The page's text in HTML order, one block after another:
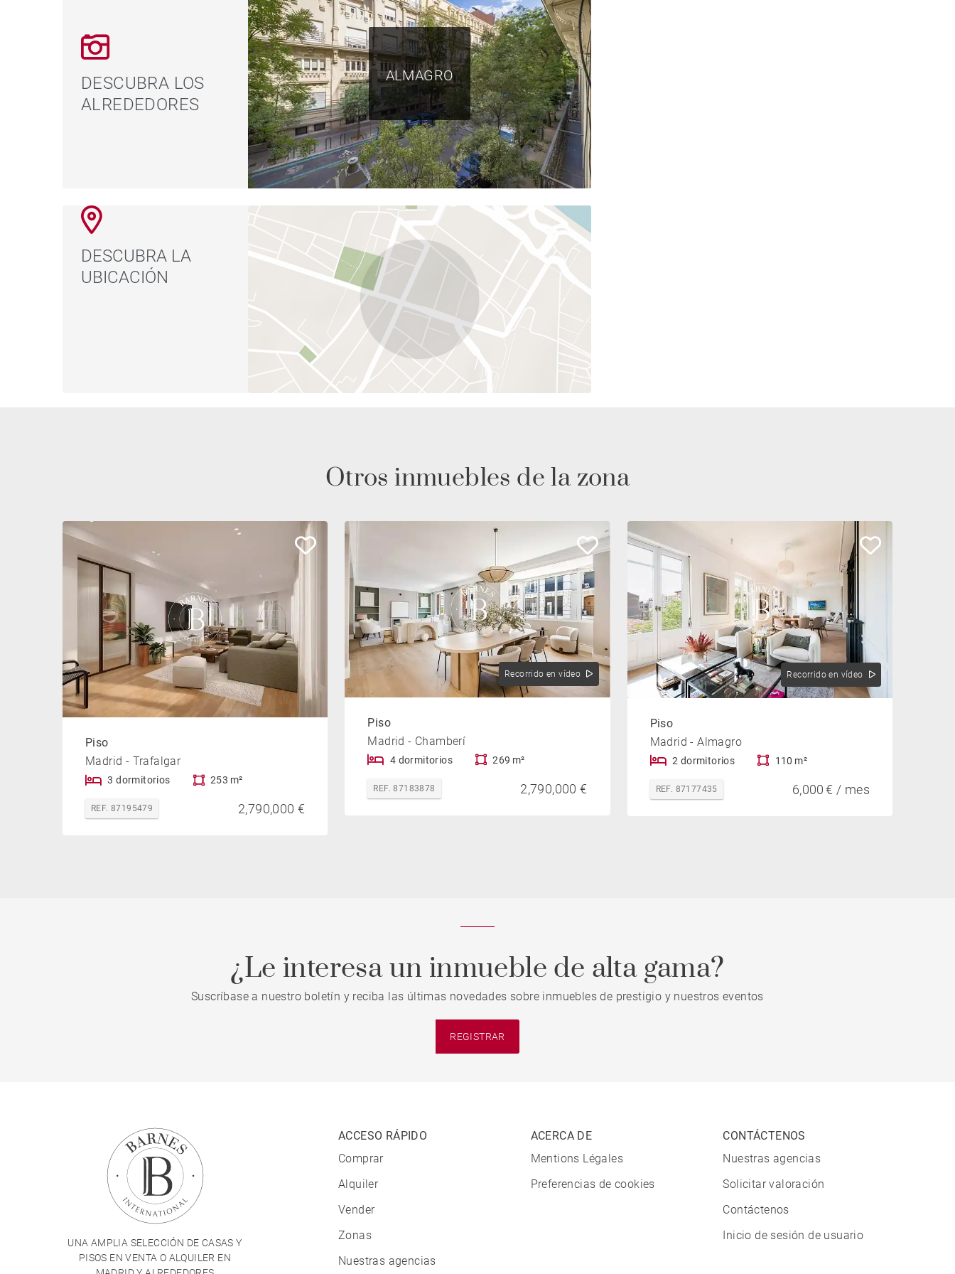
DESCUBRA LOS
ALREDEDORES
ALMAGRO
DESCUBRA LA
UBICACIÓN
Otros inmuebles de la zona
Piso
Madrid - Trafalgar
3 dormitorios 253 m²
REF. 87195479 2,790,000 €
Recorrido en vídeo
Piso
Madrid - Chamberí
4 dormitorios 269 m²
REF. 87183878 2,790,000 €
Recorrido en vídeo
Piso
Madrid - Almagro
2 dormitorios 110 m²
REF. 87177435 6,000 € / mes
¿Le interesa un inmueble de alta gama?
Suscríbase a nuestro boletín y reciba las últimas novedades sobre inmuebles de prestigio y nuestros eventos
REGISTRAR
UNA AMPLIA SELECCIÓN DE CASAS Y
PISOS EN VENTA O ALQUILER EN
ACCESO RÁPIDO
Comprar
Alquiler
Vender
Zonas
Nuestras agencias
ACERCA DE
Mentions Légales
Preferencias de cookies
CONTÁCTENOS
Nuestras agencias
Solicitar valoración
Contáctenos
Inicio de sesión de usuario